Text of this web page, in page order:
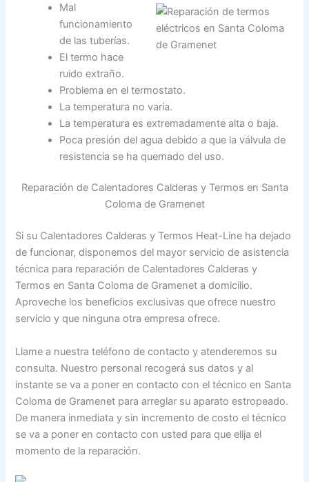
Mal
funcionamiento
de las tuberías.
El termo hace
ruido extraño.
Problema en el termostato.
La temperatura no varía.
La temperatura es extremadamente alta o baja.
Poca presión del agua debido a que la válvula de
resistencia se ha quemado del uso.
Reparación de Calentadores Calderas y Termos en Santa
Coloma de Gramenet
Si su Calentadores Calderas y Termos Heat-Line ha dejado
de funcionar, disponemos del mayor servicio de asistencia
técnica para reparación de Calentadores Calderas y
Termos en Santa Coloma de Gramenet a domicilio.
Aproveche los beneficios exclusivas que ofrece nuestro
servicio y que ninguna otra empresa ofrece.
Llame a nuestra teléfono de contacto y atenderemos su
consulta. Nuestro personal recogerá sus datos y al
instante se va a poner en contacto con el técnico en Santa
Coloma de Gramenet para arreglar su aparato estropeado.
De manera inmediata y sin incremento de costo el técnico
se va a poner en contacto con usted para que elija el
momento de la reparación.